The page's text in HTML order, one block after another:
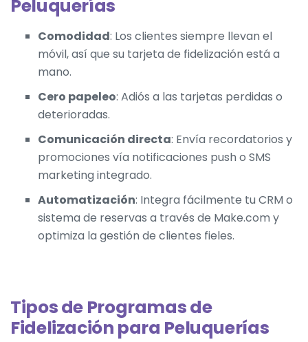
Peluquerías
Comodidad: Los clientes siempre llevan el
móvil, así que su tarjeta de fidelización está a
mano.
Cero papeleo: Adiós a las tarjetas perdidas o
deterioradas.
Comunicación directa: Envía recordatorios y
promociones vía notificaciones push o SMS
marketing integrado.
Automatización: Integra fácilmente tu CRM o
sistema de reservas a través de Make.com y
optimiza la gestión de clientes fieles.
Tipos de Programas de
Fidelización para Peluquerías